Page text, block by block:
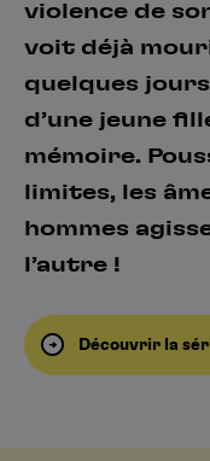
violence de
voit déjà
quelques
d’une jeune
mémoire.
limites, les
hommes
l’autre !
Découvrir la